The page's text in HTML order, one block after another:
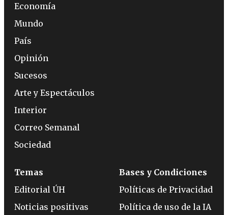
Economía
Mundo
País
Opinión
Sucesos
Arte y Espectáculos
Interior
Correo Semanal
Sociedad
Temas
Editorial ÚH
Noticias positivas
Bases y Condiciones
Políticas de Privacidad
Política de uso de la IA